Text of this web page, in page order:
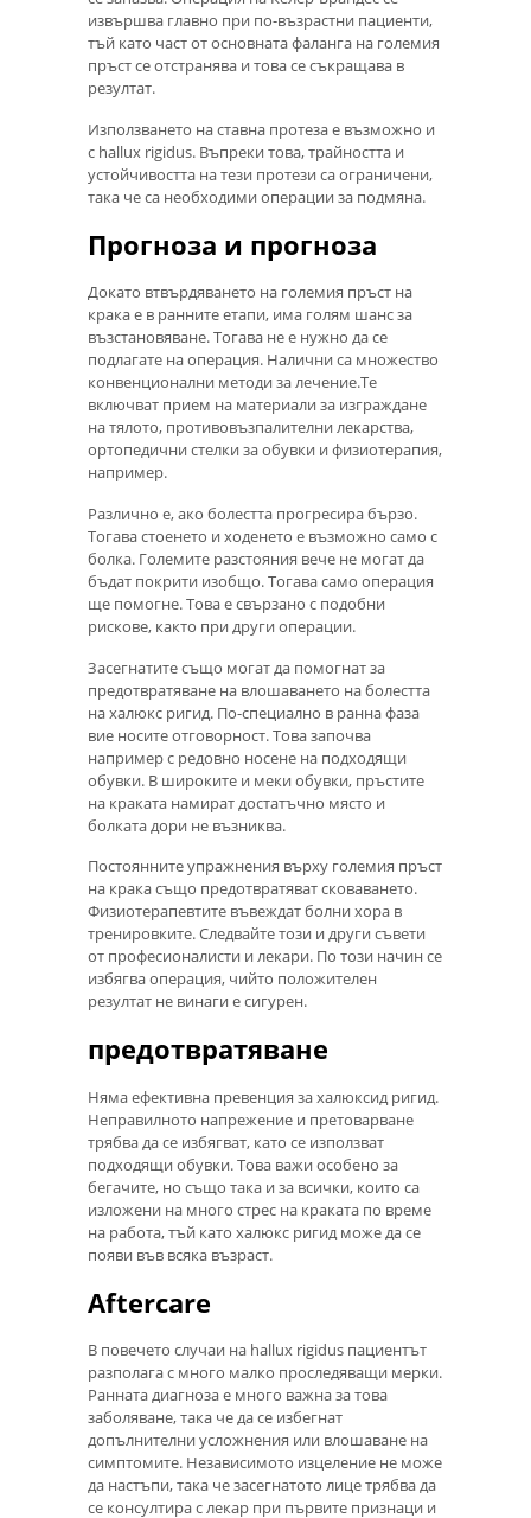
извършва главно при по-възрастни пациенти,
тъй като част от основната фаланга на големия
пръст се отстранява и това се съкращава в
резултат.
Използването на ставна протеза е възможно и
с hallux rigidus. Въпреки това, трайността и
устойчивостта на тези протези са ограничени,
така че са необходими операции за подмяна.
Прогноза и прогноза
Докато втвърдяването на големия пръст на
крака е в ранните етапи, има голям шанс за
възстановяване. Тогава не е нужно да се
подлагате на операция. Налични са множество
конвенционални методи за лечение.Те
включват прием на материали за изграждане
на тялото, противовъзпалителни лекарства,
ортопедични стелки за обувки и физиотерапия,
например.
Различно е, ако болестта прогресира бързо.
Тогава стоенето и ходенето е възможно само с
болка. Големите разстояния вече не могат да
бъдат покрити изобщо. Тогава само операция
ще помогне. Това е свързано с подобни
рискове, както при други операции.
Засегнатите също могат да помогнат за
предотвратяване на влошаването на болестта
на халюкс ригид. По-специално в ранна фаза
вие носите отговорност. Това започва
например с редовно носене на подходящи
обувки. В широките и меки обувки, пръстите
на краката намират достатъчно място и
болката дори не възниква.
Постоянните упражнения върху големия пръст
на крака също предотвратяват сковаването.
Физиотерапевтите въвеждат болни хора в
тренировките. Следвайте този и други съвети
от професионалисти и лекари. По този начин се
избягва операция, чийто положителен
резултат не винаги е сигурен.
предотвратяване
Няма ефективна превенция за халюксид ригид.
Неправилното напрежение и претоварване
трябва да се избягват, като се използват
подходящи обувки. Това важи особено за
бегачите, но също така и за всички, които са
изложени на много стрес на краката по време
на работа, тъй като халюкс ригид може да се
появи във всяка възраст.
Aftercare
В повечето случаи на hallux rigidus пациентът
разполага с много малко проследяващи мерки.
Ранната диагноза е много важна за това
заболяване, така че да се избегнат
допълнителни усложнения или влошаване на
симптомите. Независимото изцеление не може
да настъпи, така че засегнатото лице трябва да
се консултира с лекар при първите признаци и